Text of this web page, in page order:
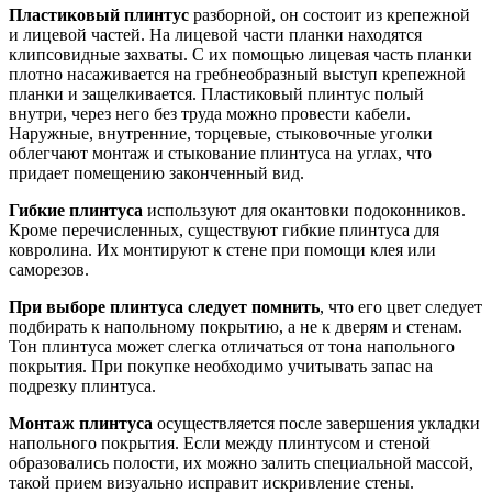
Пластиковый плинтус разборной, он состоит из кре­пежной
и лицевой частей. На лицевой части планки находятся
клипсовидные захваты. С их помощью лицевая часть планки
плотно насаживается на гребнеобразный выступ крепежной
планки и защелкивается. Пластиковый плинтус полый
внутри, через него без труда можно провести кабели.
Наружные, внутренние, торцевые, стыковочные уголки
облегчают монтаж и стыкование плинтуса на углах, что
придает помещению законченный вид.
Гибкие плинтуса используют для окантовки подоконников.
Кроме перечисленных, существуют гибкие плинтуса для
ковролина. Их монтируют к стене при помощи клея или
саморезов.
При выборе плинтуса следует помнить, что его цвет следует
подбирать к напольному покрытию, а не к дверям и стенам.
Тон плинтуса может слегка отличаться от тона напольного
покрытия. При покупке необходимо учитывать запас на
подрезку плинтуса.
Монтаж плинтуса осуществляется после завершения укладки
напольного покрытия. Если между плинтусом и стеной
образовались полости, их можно залить специальной массой,
такой прием визуально исправит искривление стены.